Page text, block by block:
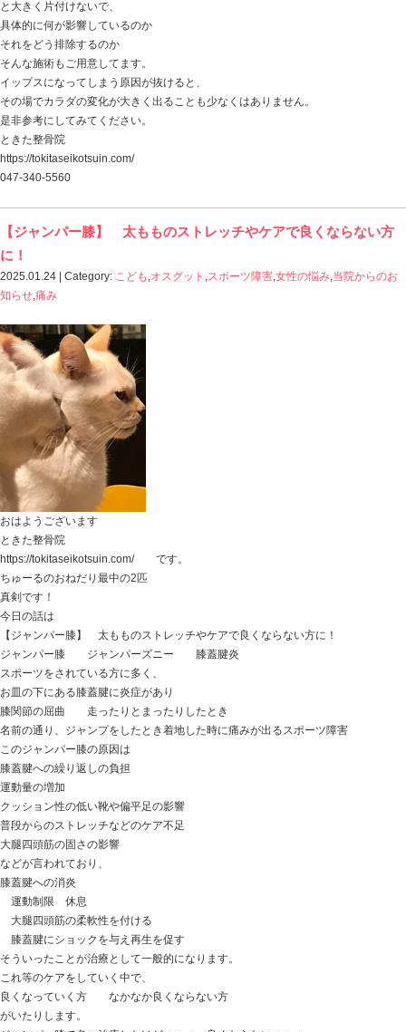
息苦しい・・・ お腹の調子が良くない…
イライラしてしまう・・・ モヤモヤしてしまう
あちこちが痛い・・・
やることが裏目になってしまう・・・
他にも色んな症状があったりします。
病院で診察してもらい、検査をし
その結果には異常がみられず、自律神経失調症では？
ということでお薬をもらい様子を見るも経過が良くない
そんな方々がお見えになってくださいます。
自律神経失調症
脳の問題でありますが、
では、脳を施術していくのか・・・？
もちろんそんなことは出来ません。
自律神経失調症の施術で大切なことは
自律神経系 （脳の働き） が下がってしまう原因を見
アタマの働きをジャマしている要因を見つけて取り除く
なんです。
何が自律神経系の働きを阻害しているの・・・？
もちろんですが、
その方によって自律神経系の働きを阻害している要因は
皆さん同じというわけではありません。
その原因を見つけ、除去していくこと
その結果、
自律神経系が正常に働けるような環境になること。
コレが 自律神経失調症 の施術になります。
自律神経系の働きを阻害している要因が取れると、
その場でカラダとアタマの感覚が変わったことが分かる
カラダとアタマが軽くなり、
視野が明るく広がって、明るくなるような感じになり
体の不調が回復しやすい状態になっていくと思います。
先ずは、
どうして自律神経失調症になっているのか・・・？
何が自律神経失調症の原因になっているのか・・・？
それはどうすれば取れるのか・・・？
当たり前のようなことですが、
これ等がキチンと出来ると結果がついてきそうですよね
そんな施術をご用意してます。